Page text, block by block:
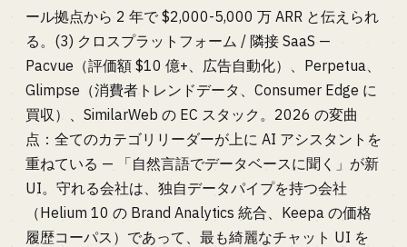
ール拠点から 2 年で $2,000-5,000 万 ARR と伝えられ
る。(3) クロスプラットフォーム / 隣接 SaaS —
Pacvue（評価額 $10 億+、広告自動化）、Perpetua、
Glimpse（消費者トレンドデータ、Consumer Edge に
買収）、SimilarWeb の EC スタック。2026 の変曲
点：全てのカテゴリリーダーが上に AI アシスタントを
重ねている — 「自然言語でデータベースに聞く」が新
UI。守れる会社は、独自データパイプを持つ会社
（Helium 10 の Brand Analytics 統合、Keepa の価格
履歴コーパス）であって、最も綺麗なチャット UI を